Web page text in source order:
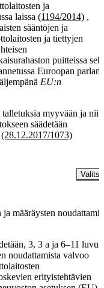
ja
laissa (1194/2014) ,
sääntöjen ja
ja tiettyjen
puitteissa
Euroopan
EU:n
myyvään ja
säädetään
(28.12.2017/1073)
määräysten
3, 3 a ja 6–11 luvun
noudattamista valvoo
erityistehtävien